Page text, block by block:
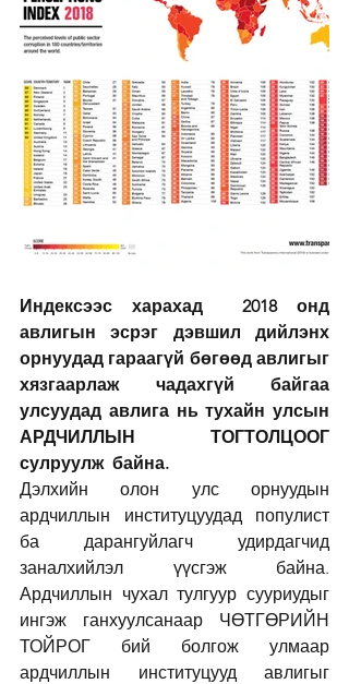
Индексээс харахад  2018 онд
авлигын эсрэг дэвшил дийлэнх
орнуудад гараагүй бөгөөд авлигыг
хязгаарлаж чадахгүй байгаа
улсуудад авлига нь тухайн улсын
АРДЧИЛЛЫН ТОГТОЛЦООГ
сулруулж  байна.
Дэлхийн олон улс орнуудын
ардчиллын институцуудад популист
ба дарангуйлагч удирдагчид
заналхийлэл үүсгэж байна.
Ардчиллын чухал тулгуур сууриудыг
ингэж ганхуулсанаар ЧӨТГӨРИЙН
ТОЙРОГ бий болгож улмаар
ардчиллын институцууд авлигыг